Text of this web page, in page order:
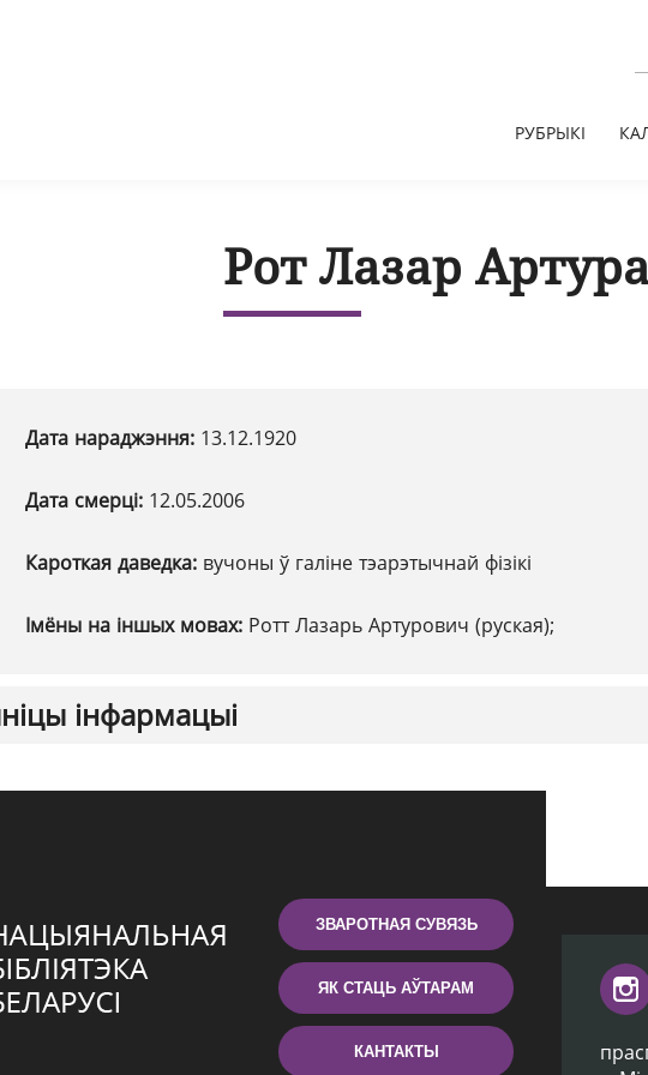
РУБРЫКІ
Рот Лазар
Дата нараджэння: 13.12.1920
Дата смерці: 12.05.2006
Кароткая даведка: вучоны ў галіне тэарэтычнай фізікі
Імёны на іншых мовах: Ротт Лазарь Артурович (руская);
інфармацыі
ЗВАРОТНАЯ СУВЯЗЬ
ЯК СТАЦЬ АЎТАРАМ
КАНТАКТЫ